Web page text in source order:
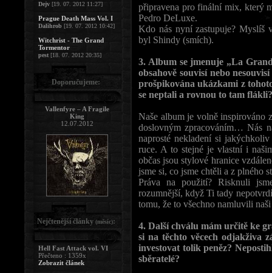
připravena pro finální mix, který
Pedro DeLuxe.
Kdo nás nyní zastupuje? Myslíš
byl Shindy (smích).
3. Album se jmenuje „La
obsahově souvisí nebo
prošpikována ukázkami z
se neptali a rovnou to tam flákli?
Naše album je volně inspirováno
doslovným zpracováním… Nás
naprosté nekladení si
ruce. A to stejné je vlastní i
občas jsou stylové hranice
jsme si, co jsme chtěli a z plného
Práva na použití? Risknuli
rozumnější, když Ti tady
tomu, že to všechno namluvili
4. Další chválu mám určitě ke
si na těchto věcech odjakživa
investovat tolik peněz?
sběratelé?
Dejv [19. 07. 2012 11:27]
Prague Death Mass Vol. I
Dalihrob [19. 07. 2012 10:42]
Witchrist - The Grand
Tormentor
pest [18. 07. 2012 20:35]
Doporučujeme:
Vallenfyre – A Fragile
King
12.07.2012
Nejčtenější články (měsíc):
Hell Fast Attack vol. VI
Přečteno : 1359x
Zobrazit článek